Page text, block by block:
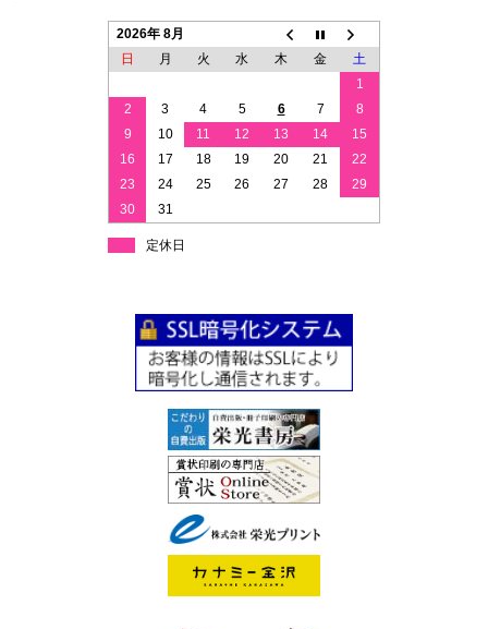
2026年 8月
日
月 火 水 木 金
土
1
2
3 4 5 6 7
8
9
10 11 12 13 14
15
16
17 18 19 20 21
22
23
24 25 26 27 28
29
30
31
定休日